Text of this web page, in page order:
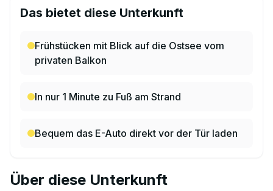
Das bietet diese Unterkunft
Frühstücken mit Blick auf die Ostsee vom
privaten Balkon
In nur 1 Minute zu Fuß am Strand
Bequem das E-Auto direkt vor der Tür laden
Über diese Unterkunft